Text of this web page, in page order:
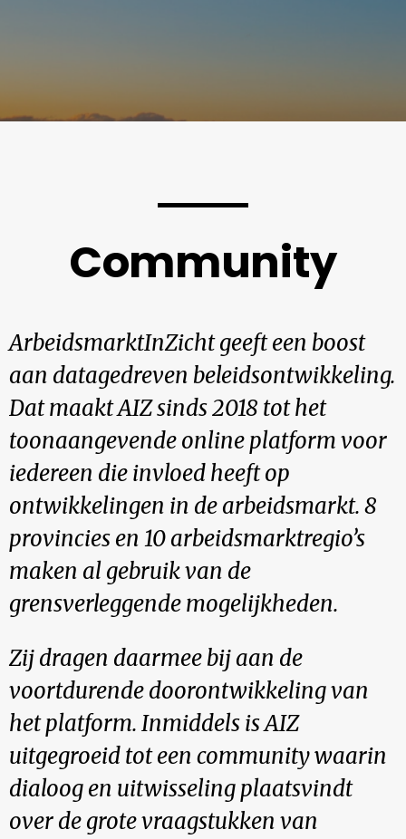
Community
ArbeidsmarktInZicht geeft een boost
aan datagedreven beleidsontwikkeling.
Dat maakt AIZ sinds 2018 tot het
toonaangevende online platform voor
iedereen die invloed heeft op
ontwikkelingen in de arbeidsmarkt. 8
provincies en 10 arbeidsmarktregio’s
maken al gebruik van de
grensverleggende mogelijkheden.
Zij dragen daarmee bij aan de
voortdurende doorontwikkeling van
het platform. Inmiddels is AIZ
uitgegroeid tot een community waarin
dialoog en uitwisseling plaatsvindt
over de grote vraagstukken van